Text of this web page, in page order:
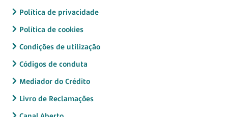
Política de privacidade
Política de cookies
Condições de utilização
Códigos de conduta
Mediador do Crédito
Livro de Reclamações